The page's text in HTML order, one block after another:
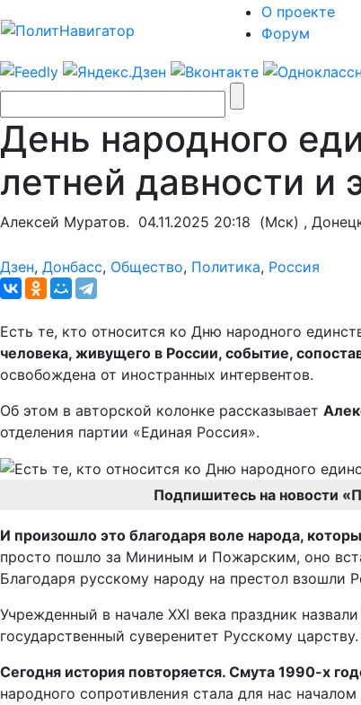
О проекте
Форум
День народного
летней давности и
Алексей Муратов. 04.11.2025 20:18 (Мск) ,
Дзен, Донбасс, Общество, Политика, Россия
Есть те, кто относится ко Дню народного
человека, живущего в России, событие,
освобождена от иностранных интервентов.
Об этом в авторской колонке рассказывает
отделения партии «Единая Россия».
Подпишитесь на новости
И произошло это благодаря воле народа,
просто пошло за Мининым и Пожарским, оно
Благодаря русскому народу на престол взошли
Учрежденный в начале XXI века праздник
государственный суверенитет Русскому
Сегодня история повторяется. Смута 1990-х
народного сопротивления стала для нас